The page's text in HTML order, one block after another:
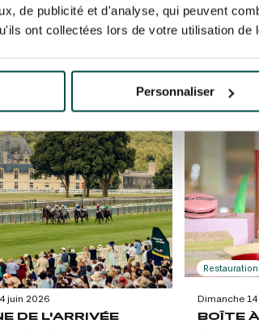
de publicité et d'analyse, qui peuvent
ont collectées lors de votre utilisation de
Personnaliser
de Chantilly
journée animée au cœur du
gratuite pour les – 12 ans
DE 20€
DISPONIBLE
Hippodrome
Amusez
piste
À
juin 2026
DE L'ARRIVÉE
Restauration
Dimanche
BOÎTE